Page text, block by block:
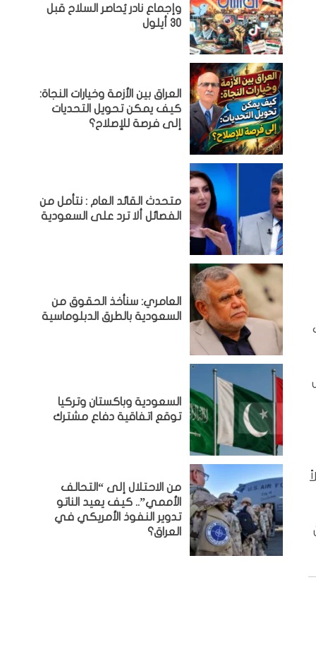
وإجماع نادر يُحاصر السلاح قبل
30 أيلول
العراق بين الأزمة وخيارات النجاة:
كيف يمكن تحويل التحديات
إلى فرصة للإصلاح؟
متحدث القائد العام : نتأمل من
الفصائل ألا ترد على السعودية
العامري: سنأخذ الحقوق من
السعودية بالطرق الدبلوماسية
السعودية وباكستان وتركيا
توقع اتفاقية دفاع مشترك
من الاحتلال إلى “التحالف
الأممي”.. كيف يعيد الناتو
تدوير النفوذ الأمريكي في
العراق؟